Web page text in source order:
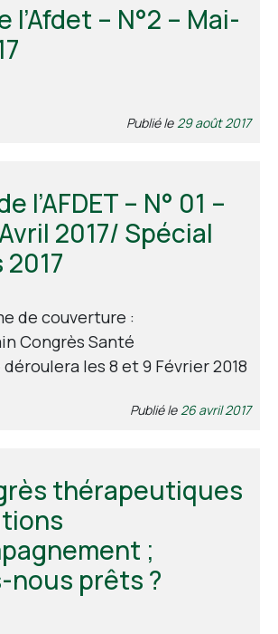
ECoH
l’Afdet – N°2 – Mai-
Publié le 29 août 2017
l’AFDET – N° 01 –
2017/ Spécial
de couverture :
Congrès Santé
les 8 et 9 Février 2018
Publié le 26 avril 2017
thérapeutiques
;
nous prêts ?